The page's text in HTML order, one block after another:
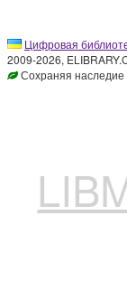
Цифровая
2009-2026,
Сохраняя наследие